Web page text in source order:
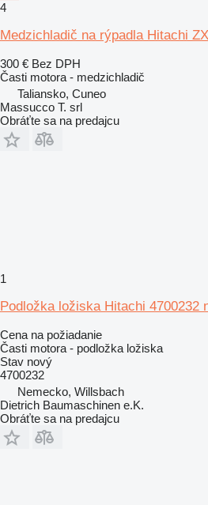
4
Medzichladič na rýpadla Hitachi
300 € Bez DPH
Časti motora - medzichladič
Taliansko, Cuneo
Massucco T. srl
Obráťte sa na predajcu
1
Podložka ložiska Hitachi 4700232
Cena na požiadanie
Časti motora - podložka ložiska
Stav nový
4700232
Nemecko, Willsbach
Dietrich Baumaschinen e.K.
Obráťte sa na predajcu